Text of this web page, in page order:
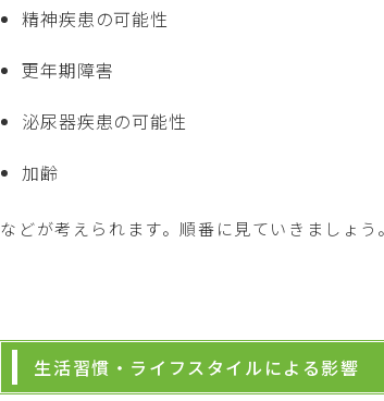
精神疾患の可能性
更年期障害
泌尿器疾患の可能性
加齢
などが考えられます。順番に見ていきましょう。
生活習慣・ライフスタイルによる影響